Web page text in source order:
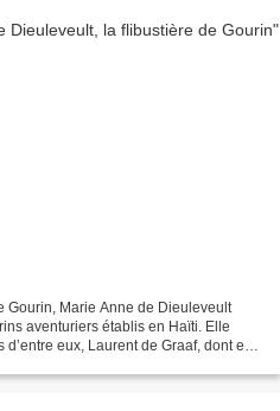
Gourin, Marie Anne de Dieuleveult
aventuriers établis en Haïti. Elle
eux, Laurent de Graaf, dont elle